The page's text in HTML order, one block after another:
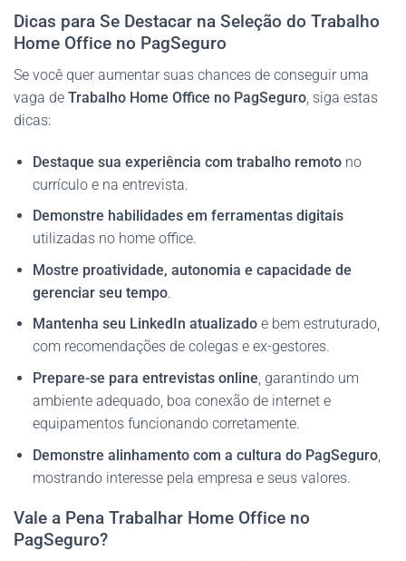
Dicas para Se Destacar na Seleção do Trabalho
Home Office no PagSeguro
Se você quer aumentar suas chances de conseguir uma
vaga de Trabalho Home Office no PagSeguro , siga estas
dicas:
Destaque sua experiência com trabalho remotono
currículo e na entrevista.
Demonstre habilidades em ferramentas digitais
utilizadas no home office.
Mostre proatividade, autonomia e capacidade de
gerenciar seu tempo.
Mantenha seu LinkedIn atualizadoe bem estruturado,
com recomendações de colegas e ex-gestores.
Prepare-se para entrevistas online, garantindo um
ambiente adequado, boa conexão de internet e
equipamentos funcionando corretamente.
Demonstre alinhamento com a cultura do PagSeguro,
mostrando interesse pela empresa e seus valores.
Vale a Pena Trabalhar Home Office no
PagSeguro?